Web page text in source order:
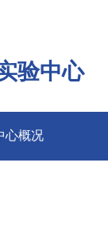
验中心
心概况